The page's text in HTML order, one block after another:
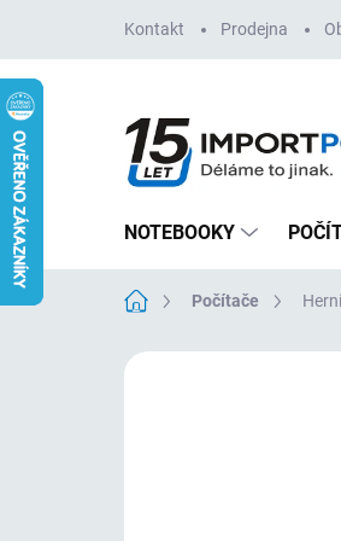
obsah
Kontakt Prodejna
NOTEBOOKY
Domů Počítače